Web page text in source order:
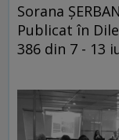
Sorana ȘERBAN
Publicat în
386 din 7 - 13